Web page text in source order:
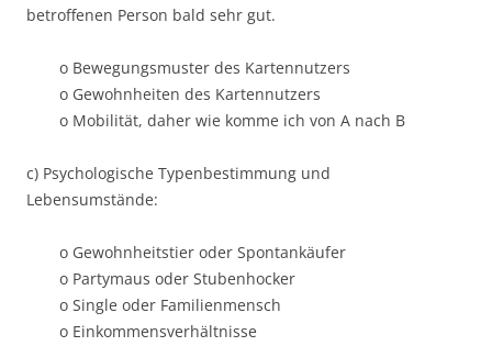
betroffenen Person bald sehr gut.
o Bewegungsmuster des Kartennutzers
o Gewohnheiten des Kartennutzers
o Mobilität, daher wie komme ich von A nach B
c) Psychologische Typenbestimmung und
Lebensumstände:
o Gewohnheitstier oder Spontankäufer
o Partymaus oder Stubenhocker
o Single oder Familienmensch
o Einkommensverhältnisse